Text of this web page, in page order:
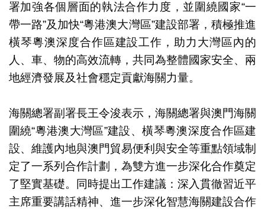
署加強各個層面的執法合作力度，並圍繞國家“一
帶一路”及加快“粵港澳大灣區”建設部署，積極推進
橫琴粵澳深度合作區建設工作，助力大灣區內的
人、車、物的高效流轉，共同為整體國家安全、兩
地經濟發展及社會穩定貢獻海關力量。
海關總署副署長王令浚表示，海關總署與澳門海關
圍繞“粵港澳大灣區”建設、橫琴粵澳深度合作區建
設、維護內地與澳門貿易便利與安全等重點領域制
定了一系列合作計劃，為雙方進一步深化合作奠定
了堅實基礎。同時提出工作建議：深入貫徹習近平
主席重要講話精神、進一步深化智慧海關建設合作